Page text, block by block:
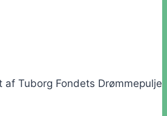
af Tuborg Fondets Drømmepulje